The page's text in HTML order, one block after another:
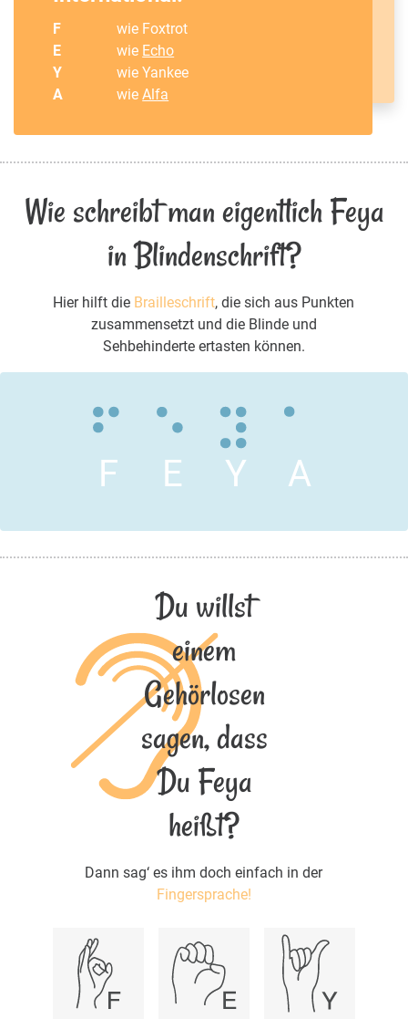
F
wie Foxtrot
E
wie Echo
Y
wie Yankee
A
wieAlfa
Wie schreibt man eigentlich Feya
in Blindenschrift?
Hier hilft die Brailleschrift, die sich aus Punkten
zusammensetzt und die Blinde und
Sehbehinderte ertasten können.
F E Y A
Du willst
einem
Gehörlosen
sagen, dass
Du Feya
heißt?
Dann sag‘ es ihm doch einfach in der
Fingersprache!